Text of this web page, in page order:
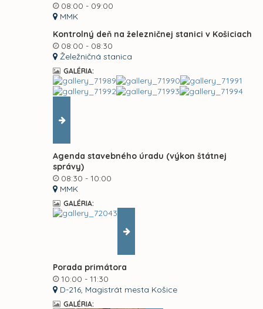
08:00 - 09:00
MMK
Kontrolný deň na železničnej stanici v Košiciach
08:00 - 08:30
Želežničná stanica
GALÉRIA:
Agenda stavebného úradu (výkon štátnej
správy)
08:30 - 10:00
MMK
GALÉRIA:
Porada primátora
10:00 - 11:30
D-216, Magistrát mesta Košice
GALÉRIA: